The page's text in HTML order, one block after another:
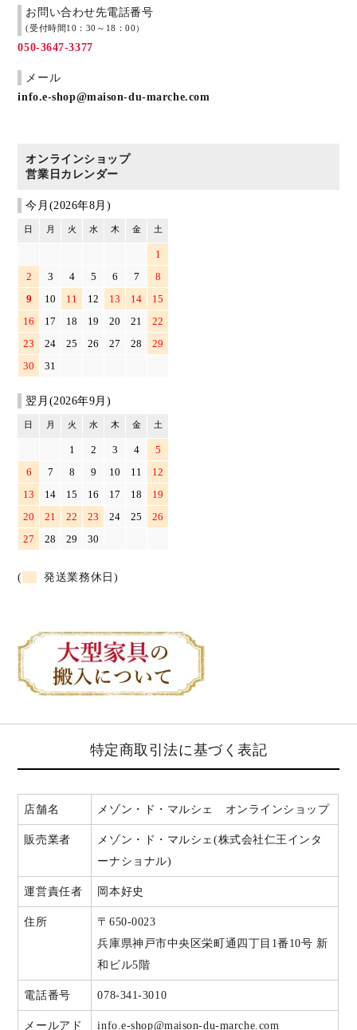
お問い合わせ先電話番号
(受付時間10：30～18：00）
050-3647-3377
メール
info.e-shop@maison-du-marche.com
オンラインショップ
営業日カレンダー
今月(2026年8月)
日 月 火 水 木 金 土
1
2
3 4 5 6 7
8
9
10 11 12 13 14
15
16
17 18 19 20 21
22
23
24 25 26 27 28
29
30
31
翌月(2026年9月)
日 月 火 水 木 金 土
1 2 3 4
5
6
7 8 9 10 11
12
13
14 15 16 17 18
19
20
21 22 23 24 25
26
27
28 29 30
( 発送業務休日)
特定商取引法に基づく表記
店舗名 メゾン・ド・マルシェ オンラインショップ
販売業者
メゾン・ド・マルシェ(株式会社仁王インタ
ーナショナル)
運営責任者 岡本好史
住所
〒650-0023
兵庫県神戸市中央区栄町通四丁目1番10号 新
和ビル5階
電話番号 078-341-3010
メールアド info.e-shop@maison-du-marche.com